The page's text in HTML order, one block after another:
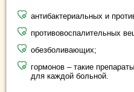
антибактериальных и
противовоспалительных
обезболивающих;
гормонов – такие
для каждой больной.